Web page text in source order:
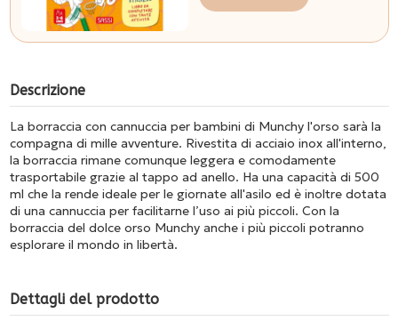
Descrizione
La borraccia con cannuccia per bambini di Munchy l'orso sarà la
compagna di mille avventure. Rivestita di acciaio inox all'interno,
la borraccia rimane comunque leggera e comodamente
trasportabile grazie al tappo ad anello. Ha una capacità di 500
ml che la rende ideale per le giornate all'asilo ed è inoltre dotata
di una cannuccia per facilitarne l’uso ai più piccoli. Con la
borraccia del dolce orso Munchy anche i più piccoli potranno
esplorare il mondo in libertà.
Dettagli del prodotto